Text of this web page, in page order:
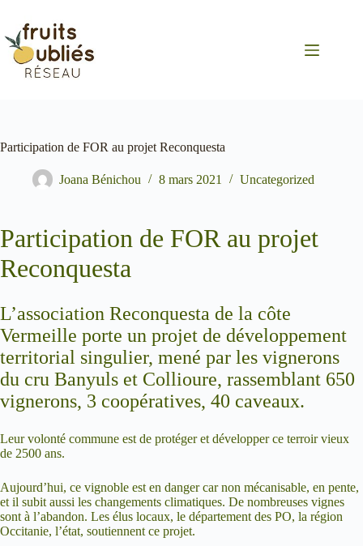
contenu
Participation de FOR au projet Reconquesta
Joana Bénichou 8 mars 2021 Uncategorized
Participation de FOR au projet
Reconquesta
L’association Reconquesta de la côte
Vermeille porte un projet de développement
territorial singulier, mené par les vignerons
du cru Banyuls et Collioure, rassemblant 650
vignerons, 3 coopératives, 40 caveaux.
Leur volonté commune est de protéger et développer ce terroir vieux
de 2500 ans.
Aujourd’hui, ce vignoble est en danger car non mécanisable, en pente,
et il subit aussi les changements climatiques. De nombreuses vignes
sont à l’abandon. Les élus locaux, le département des PO, la région
Occitanie, l’état, soutiennent ce projet.